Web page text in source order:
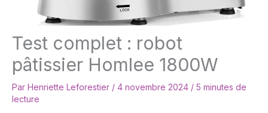
Test complet : robot
pâtissier Homlee 1800W
Par Henriette Leforestier / 4 novembre 2024 / 5 minutes de
lecture